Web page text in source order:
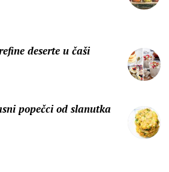
deserte u čaši
popečci od slanutka